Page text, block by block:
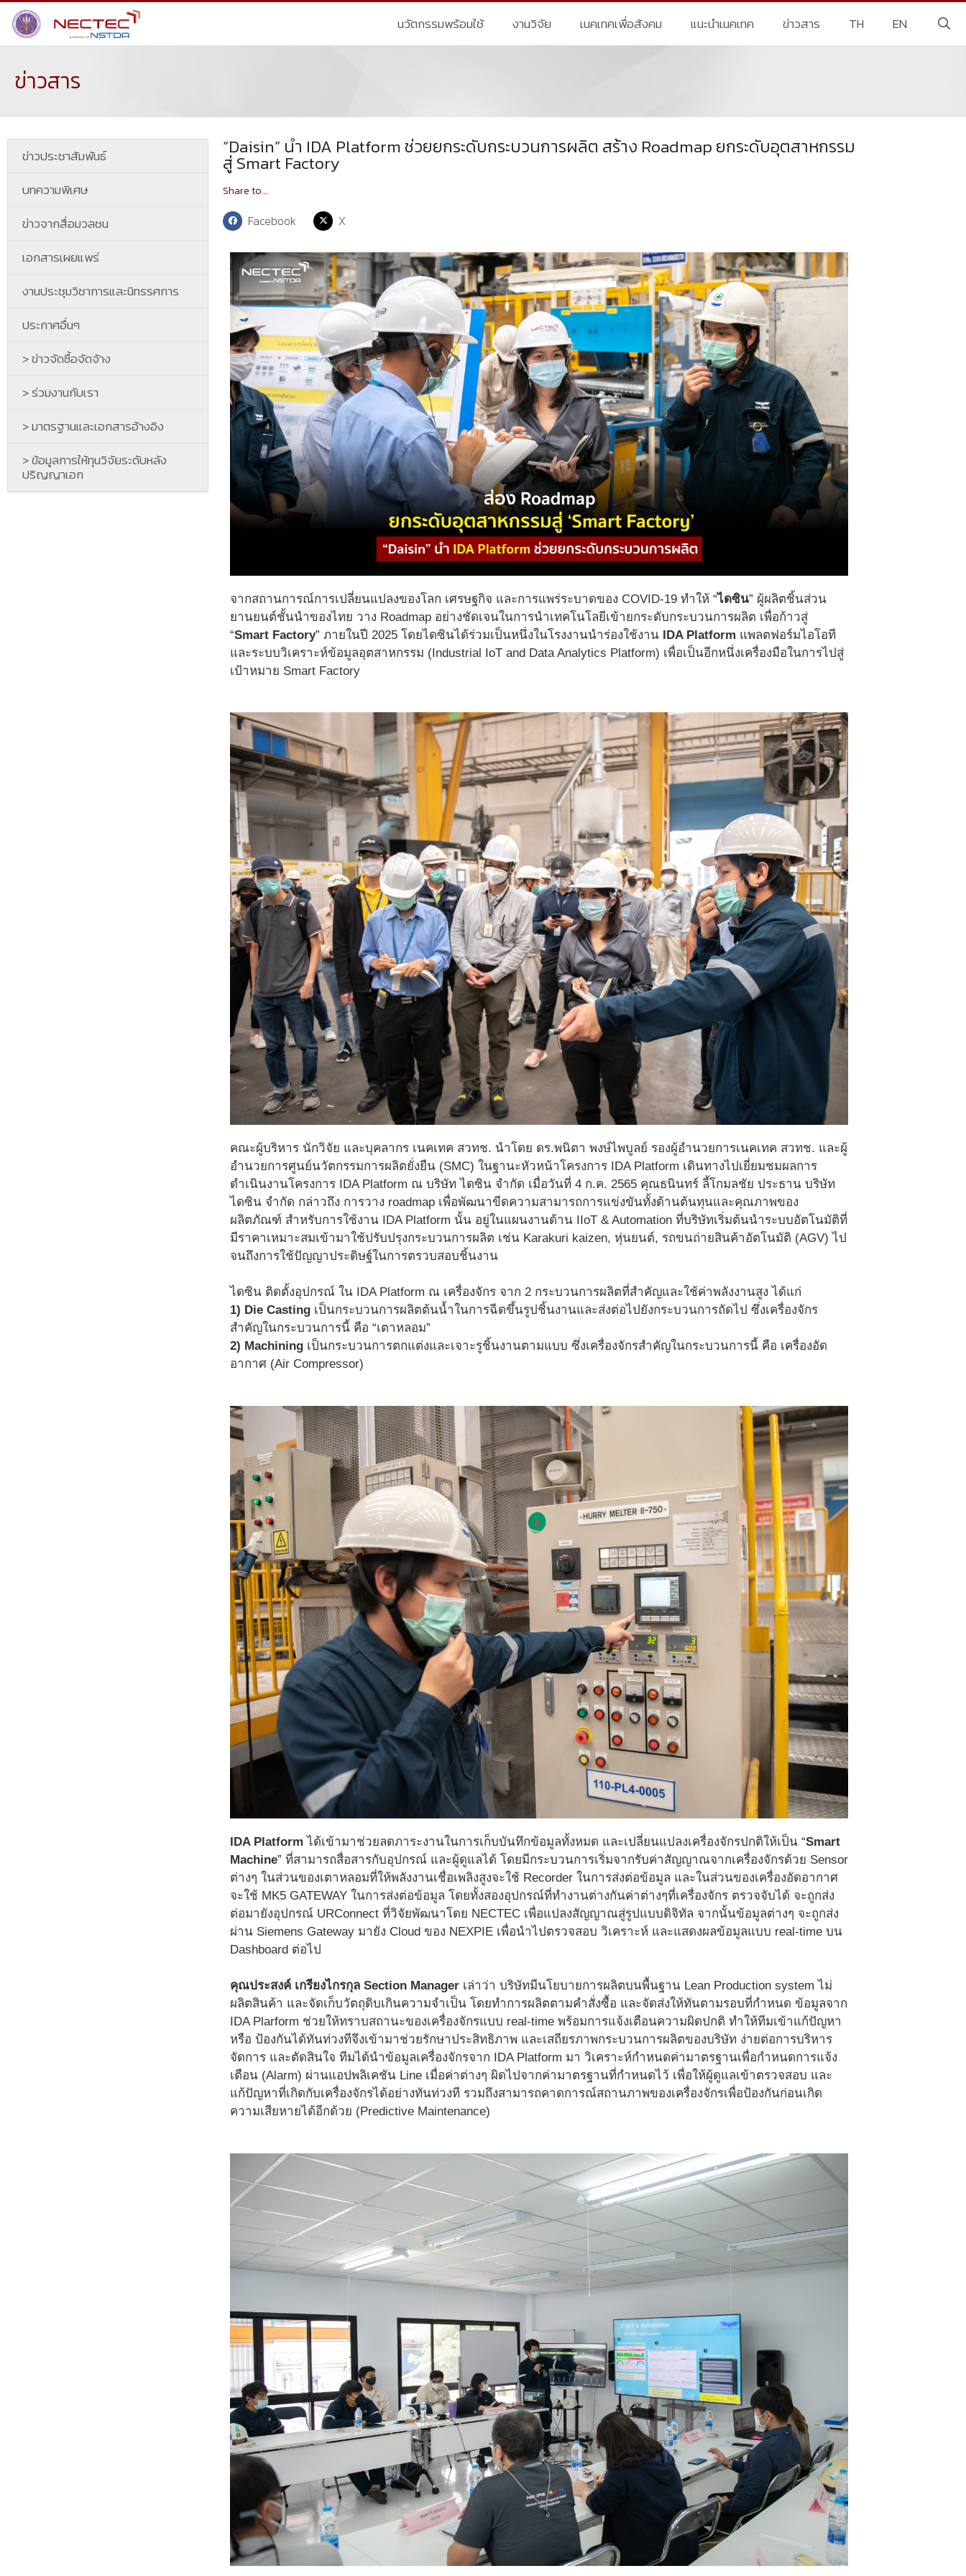
นวัตกรรมพร้อมใช้ งานวิจัย เนคเทคเพื่อสังคม แนะนำเนคเทค ข่าวสาร TH EN
ข่าวสาร
ข่าวประชาสัมพันธ์
บทความพิเศษ
ข่าวจากสื่อมวลชน
เอกสารเผยแพร่
งานประชุมวิชาการและนิทรรศการ
ประกาศอื่นๆ
> ข่าวจัดซื้อจัดจ้าง
> ร่วมงานกับเรา
> มาตรฐานและเอกสารอ้างอิง
> ข้อมูลการให้ทุนวิจัยระดับหลัง
ปริญญาเอก
“Daisin” นำ IDA Platform ช่วยยกระดับกระบวนการผลิต สร้าง Roadmap ยกระดับอุตสาหกรรม
สู่ Smart Factory
Share to...
Facebook X
จากสถานการณ์การเปลี่ยนแปลงของโลก เศรษฐกิจ และการแพร่ระบาดของ COVID-19 ทำให้ “ไดซิน” ผู้ผลิตชิ้นส่วน
ยานยนต์ชั้นนำของไทย วาง Roadmap อย่างชัดเจนในการนำเทคโนโลยีเข้ายกระดับกระบวนการผลิต เพื่อก้าวสู่
“Smart Factory” ภายในปี 2025 โดยไดซินได้ร่วมเป็นหนึ่งในโรงงานนำร่องใช้งาน IDA Platform แพลตฟอร์มไอโอที
และระบบวิเคราะห์ข้อมูลอุตสาหกรรม (Industrial IoT and Data Analytics Platform) เพื่อเป็นอีกหนึ่งเครื่องมือในการไปสู่
เป้าหมาย Smart Factory
คณะผู้บริหาร นักวิจัย และบุคลากร เนคเทค สวทช. นำโดย ดร.พนิตา พงษ์ไพบูลย์ รองผู้อำนวยการเนคเทค สวทช. และผู้
อำนวยการศูนย์นวัตกรรมการผลิตยั่งยืน (SMC) ในฐานะหัวหน้าโครงการ IDA Platform เดินทางไปเยี่ยมชมผลการ
ดำเนินงานโครงการ IDA Platform ณ บริษัท ไดซิน จำกัด เมื่อวันที่ 4 ก.ค. 2565 คุณธนินทร์ ลี้โกมลชัย ประธาน บริษัท
ไดซิน จำกัด กล่าวถึง การวาง roadmap เพื่อพัฒนาขีดความสามารถการแข่งขันทั้งด้านต้นทุนและคุณภาพของ
ผลิตภัณฑ์ สำหรับการใช้งาน IDA Platform นั้น อยู่ในแผนงานด้าน IIoT & Automation ที่บริษัทเริ่มต้นนำระบบอัตโนมัติที่
มีราคาเหมาะสมเข้ามาใช้ปรับปรุงกระบวนการผลิต เช่น Karakuri kaizen, หุ่นยนต์, รถขนถ่ายสินค้าอัตโนมัติ (AGV) ไป
จนถึงการใช้ปัญญาประดิษฐ์ในการตรวบสอบชิ้นงาน
ไดซิน ติดตั้งอุปกรณ์ ใน IDA Platform ณ เครื่องจักร จาก 2 กระบวนการผลิตที่สำคัญและใช้ค่าพลังงานสูง ได้แก่
1) Die Casting เป็นกระบวนการผลิตต้นน้ำในการฉีดขึ้นรูปชิ้นงานและส่งต่อไปยังกระบวนการถัดไป ซึ่งเครื่องจักร
สำคัญในกระบวนการนี้ คือ “เตาหลอม”
2) Machining เป็นกระบวนการตกแต่งและเจาะรูชิ้นงานตามแบบ ซึ่งเครื่องจักรสำคัญในกระบวนการนี้ คือ เครื่องอัด
อากาศ (Air Compressor)
IDA Platform ได้เข้ามาช่วยลดภาระงานในการเก็บบันทึกข้อมูลทั้งหมด และเปลี่ยนแปลงเครื่องจักรปกติให้เป็น “Smart
Machine” ที่สามารถสื่อสารกับอุปกรณ์ และผู้ดูแลได้ โดยมีกระบวนการเริ่มจากรับค่าสัญญาณจากเครื่องจักรด้วย Sensor
ต่างๆ ในส่วนของเตาหลอมที่ให้พลังงานเชื่อเพลิงสูงจะใช้ Recorder ในการส่งต่อข้อมูล และในส่วนของเครื่องอัดอากาศ
จะใช้ MK5 GATEWAY ในการส่งต่อข้อมูล โดยทั้งสองอุปกรณ์ที่ทำงานต่างกันค่าต่างๆที่เครื่องจักร ตรวจจับได้ จะถูกส่ง
ต่อมายังอุปกรณ์ URConnect ที่วิจัยพัฒนาโดย NECTEC เพื่อแปลงสัญญาณสู่รูปแบบดิจิทัล จากนั้นข้อมูลต่างๆ จะถูกส่ง
ผ่าน Siemens Gateway มายัง Cloud ของ NEXPIE เพื่อนำไปตรวจสอบ วิเคราะห์ และแสดงผลข้อมูลแบบ real-time บน
Dashboard ต่อไป
คุณประสงค์ เกรียงไกรกุล Section Manager เล่าว่า บริษัทมีนโยบายการผลิตบนพื้นฐาน Lean Production system ไม่
ผลิตสินค้า และจัดเก็บวัตถุดิบเกินความจำเป็น โดยทำการผลิตตามคำสั่งซื้อ และจัดส่งให้ทันตามรอบที่กำหนด ข้อมูลจาก
IDA Plarform ช่วยให้ทราบสถานะของเครื่องจักรแบบ real-time พร้อมการแจ้งเตือนความผิดปกติ ทำให้ทีมเข้าแก้ปัญหา
หรือ ป้องกันได้ทันท่วงทีจึงเข้ามาช่วยรักษาประสิทธิภาพ และเสถียรภาพกระบวนการผลิตของบริษัท ง่ายต่อการบริหาร
จัดการ และตัดสินใจ ทีมได้นำข้อมูลเครื่องจักรจาก IDA Platform มา วิเคราะห์กำหนดค่ามาตรฐานเพื่อกำหนดการแจ้ง
เตือน (Alarm) ผ่านแอปพลิเคชัน Line เมื่อค่าต่างๆ ผิดไปจากค่ามาตรฐานที่กำหนดไว้ เพื่อให้ผู้ดูแลเข้าตรวจสอบ และ
แก้ปัญหาที่เกิดกับเครื่องจักรได้อย่างทันท่วงที รวมถึงสามารถคาดการณ์สถานภาพของเครื่องจักรเพื่อป้องกันก่อนเกิด
ความเสียหายได้อีกด้วย (Predictive Maintenance)